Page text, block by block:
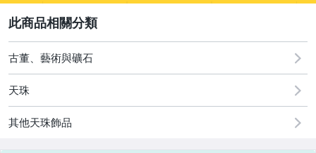
其它
[全店] 追蹤本賣場立減60元【粉絲轉享】
古董、藝術與礦石
天珠
其他天珠飾品